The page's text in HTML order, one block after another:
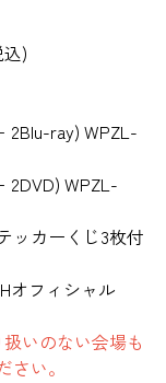
)
2Blu-ray) WPZL-
2DVD) WPZL-
ッカーくじ3枚付
オフィシャル
いのない会場も
い。